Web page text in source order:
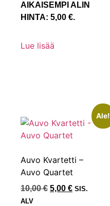
AIKAISEMPI ALIN
HINTA: 5,00 €.
Lue lisää
Ale!
Auvo Kvartetti –
Auvo Quartet
10,00€ 5,00 € SIS.
ALV